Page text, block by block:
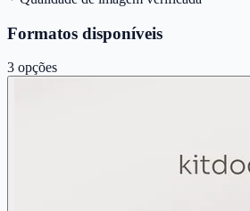
Formatos disponíveis
3 opções